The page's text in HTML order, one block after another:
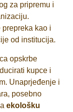
za pripremu i
kao i
od institucija.
opskrbe
kupce i
Unaprjeđenje i
posebno
ekološku